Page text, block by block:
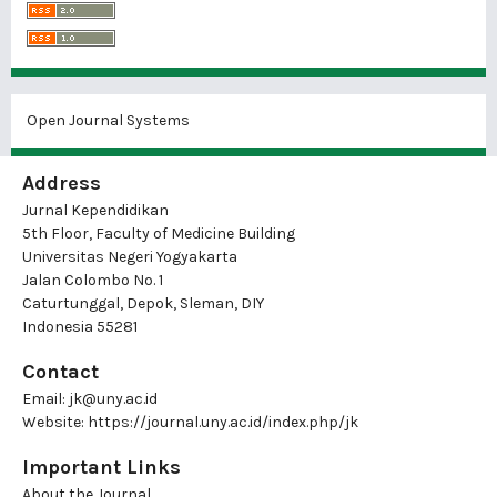
Open Journal Systems
Address
Jurnal Kependidikan
5th Floor, Faculty of Medicine Building
Universitas Negeri Yogyakarta
Jalan Colombo No. 1
Caturtunggal, Depok, Sleman, DIY
Indonesia 55281
Contact
Email: jk@uny.ac.id
Website: https://journal.uny.ac.id/index.php/jk
Important Links